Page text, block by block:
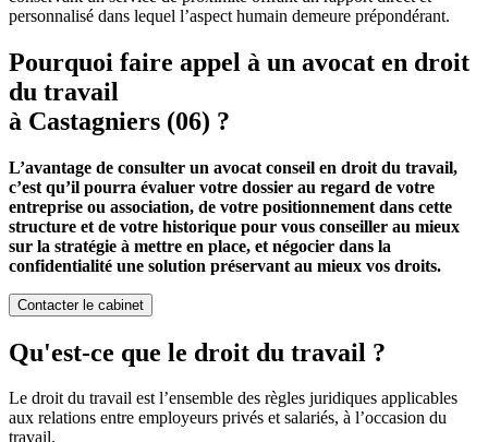
personnalisé dans lequel l’aspect humain demeure prépondérant.
Pourquoi faire appel à un avocat en droit
du travail
à Castagniers (06) ?
L’avantage de consulter un avocat conseil en droit du travail,
c’est qu’il pourra évaluer votre dossier au regard de votre
entreprise ou association, de votre positionnement dans cette
structure et de votre historique pour vous conseiller au mieux
sur la stratégie à mettre en place, et négocier dans la
confidentialité une solution préservant au mieux vos droits.
Contacter le cabinet
Qu'est-ce que le droit du travail ?
Le droit du travail est l’ensemble des règles juridiques applicables
aux relations entre employeurs privés et salariés, à l’occasion du
travail.